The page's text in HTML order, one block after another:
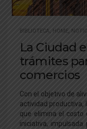
BIBLIOTECA, HOME,
La Ciudad
trámites
comercios
Con el objetivo de
actividad productiva,
que elimina el costo
iniciativa, impulsada